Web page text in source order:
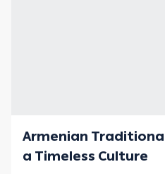
Armenian
a Timeless Culture